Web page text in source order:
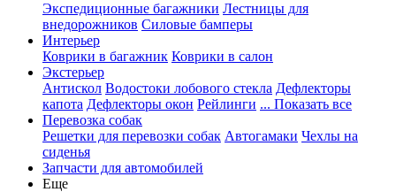
Экспедиционные багажники Лестницы для
внедорожников Силовые бамперы
Интерьер
Коврики в багажник Коврики в салон
Экстерьер
Антискол Водостоки лобового стекла Дефлекторы
капота Дефлекторы окон Рейлинги ... Показать все
Перевозка собак
Решетки для перевозки собак Автогамаки Чехлы на
сиденья
Запчасти для автомобилей
Еще